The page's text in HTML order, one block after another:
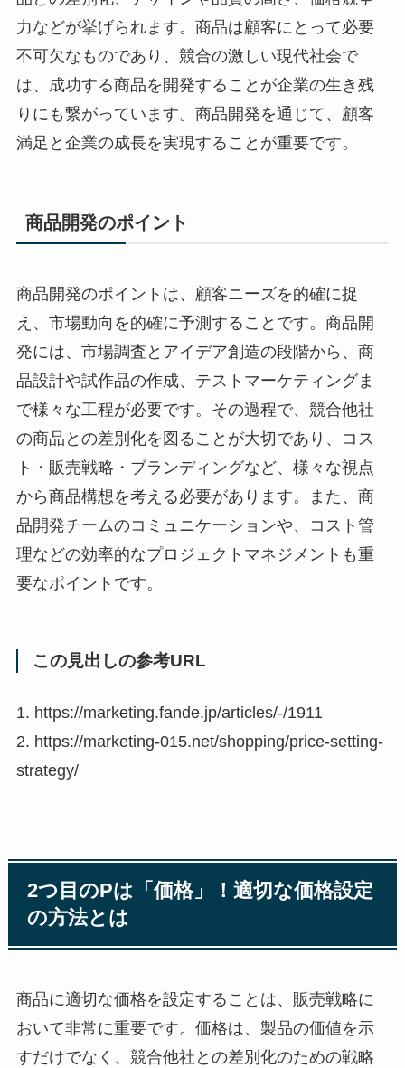
力などが挙げられます。商品は顧客にとって必要
不可欠なものであり、競合の激しい現代社会で
は、成功する商品を開発することが企業の生き残
りにも繋がっています。商品開発を通じて、顧客
満足と企業の成長を実現することが重要です。
商品開発のポイント
商品開発のポイントは、顧客ニーズを的確に捉
え、市場動向を的確に予測することです。商品開
発には、市場調査とアイデア創造の段階から、商
品設計や試作品の作成、テストマーケティングま
で様々な工程が必要です。その過程で、競合他社
の商品との差別化を図ることが大切であり、コス
ト・販売戦略・ブランディングなど、様々な視点
から商品構想を考える必要があります。また、商
品開発チームのコミュニケーションや、コスト管
理などの効率的なプロジェクトマネジメントも重
要なポイントです。
この見出しの参考URL
1. https://marketing.fande.jp/articles/-/1911
2. https://marketing-015.net/shopping/price-setting-
strategy/
2つ目のPは「価格」！適切な価格設定
の方法とは
商品に適切な価格を設定することは、販売戦略に
おいて非常に重要です。価格は、製品の価値を示
すだけでなく、競合他社との差別化のための戦略